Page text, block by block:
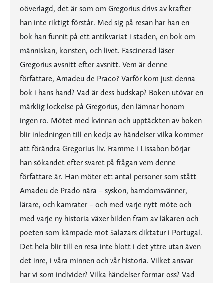
oöverlagd, det är som om Gregorius drivs av krafter
han inte riktigt förstår. Med sig på resan har han en
bok han funnit på ett antikvariat i staden, en bok om
människan, konsten, och livet. Fascinerad läser
Gregorius avsnitt efter avsnitt. Vem är denne
författare, Amadeu de Prado? Varför kom just denna
bok i hans hand? Vad är dess budskap? Boken utövar en
märklig lockelse på Gregorius, den lämnar honom
ingen ro. Mötet med kvinnan och upptäckten av boken
blir inledningen till en kedja av händelser vilka kommer
att förändra Gregorius liv. Framme i Lissabon börjar
han sökandet efter svaret på frågan vem denne
författare är. Han möter ett antal personer som stått
Amadeu de Prado nära – syskon, barndomsvänner,
lärare, och kamrater – och med varje nytt möte och
med varje ny historia växer bilden fram av läkaren och
poeten som kämpade mot Salazars diktatur i Portugal.
Det hela blir till en resa inte blott i det yttre utan även
det inre, i våra minnen och vår historia. Vilket ansvar
har vi som individer? Vilka händelser formar oss? Vad